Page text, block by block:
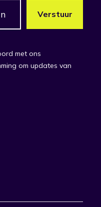
met ons
om updates van